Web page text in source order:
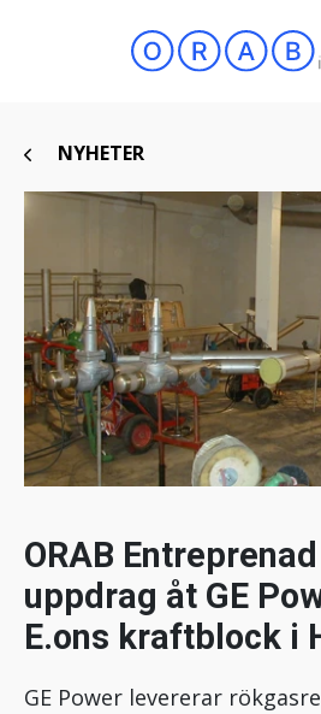
NYHETER
ORAB
uppdrag åt GE
E.ons kraftblock i
GE Power levererar